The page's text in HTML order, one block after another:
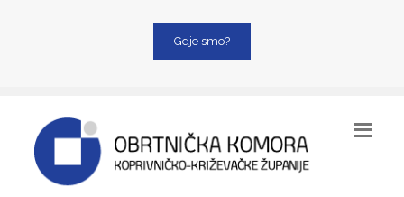
Gdje smo?